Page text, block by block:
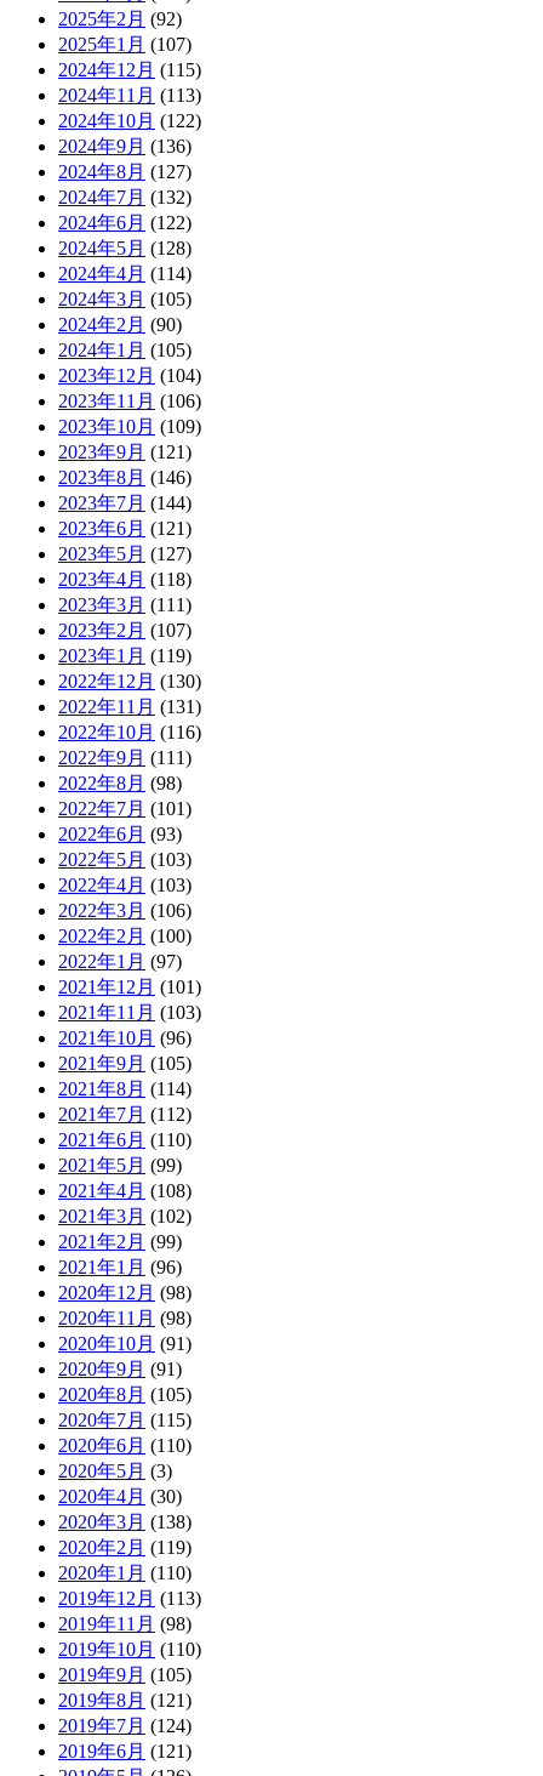
2025年2月 (92)
2025年1月 (107)
2024年12月 (115)
2024年11月 (113)
2024年10月 (122)
2024年9月 (136)
2024年8月 (127)
2024年7月 (132)
2024年6月 (122)
2024年5月 (128)
2024年4月 (114)
2024年3月 (105)
2024年2月 (90)
2024年1月 (105)
2023年12月 (104)
2023年11月 (106)
2023年10月 (109)
2023年9月 (121)
2023年8月 (146)
2023年7月 (144)
2023年6月 (121)
2023年5月 (127)
2023年4月 (118)
2023年3月 (111)
2023年2月 (107)
2023年1月 (119)
2022年12月 (130)
2022年11月 (131)
2022年10月 (116)
2022年9月 (111)
2022年8月 (98)
2022年7月 (101)
2022年6月 (93)
2022年5月 (103)
2022年4月 (103)
2022年3月 (106)
2022年2月 (100)
2022年1月 (97)
2021年12月 (101)
2021年11月 (103)
2021年10月 (96)
2021年9月 (105)
2021年8月 (114)
2021年7月 (112)
2021年6月 (110)
2021年5月 (99)
2021年4月 (108)
2021年3月 (102)
2021年2月 (99)
2021年1月 (96)
2020年12月 (98)
2020年11月 (98)
2020年10月 (91)
2020年9月 (91)
2020年8月 (105)
2020年7月 (115)
2020年6月 (110)
2020年5月 (3)
2020年4月 (30)
2020年3月 (138)
2020年2月 (119)
2020年1月 (110)
2019年12月 (113)
2019年11月 (98)
2019年10月 (110)
2019年9月 (105)
2019年8月 (121)
2019年7月 (124)
2019年6月 (121)